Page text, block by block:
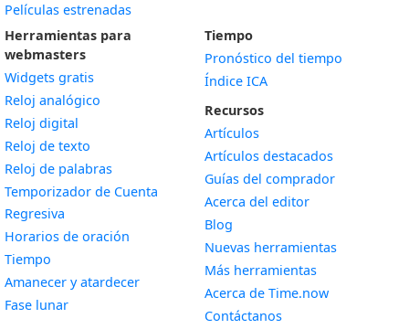
Películas estrenadas
Herramientas para
webmasters
Widgets gratis
Reloj analógico
Reloj digital
Reloj de texto
Reloj de palabras
Temporizador de Cuenta
Regresiva
Horarios de oración
Tiempo
Amanecer y atardecerWidget
Fase lunarWidget
Tiempo
Pronóstico del tiempo
Índice ICA
Recursos
Artículos
Artículos destacados
Guías del comprador
Acerca del editor
Blog
Nuevas herramientas
Más herramientas
Acerca de Time.now
Contáctanos